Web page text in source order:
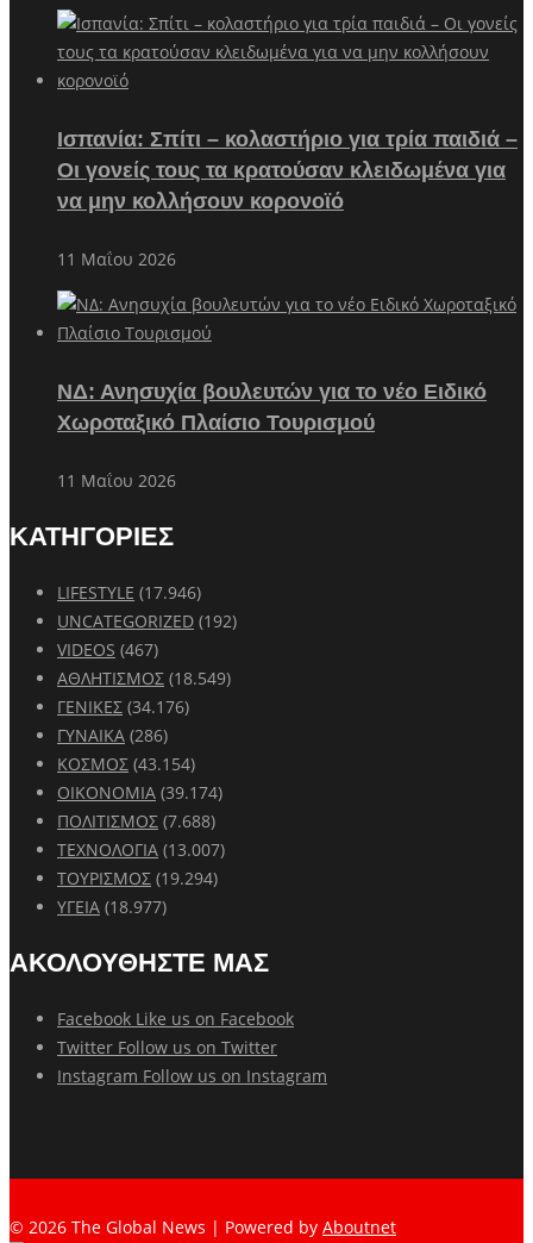
Ισπανία: Σπίτι – κολαστήριο για τρία παιδιά –
Οι γονείς τους τα κρατούσαν κλειδωμένα για
να μην κολλήσουν κορονοϊό
11 Μαΐου 2026
ΝΔ: Ανησυχία βουλευτών για το νέο Ειδικό
Χωροταξικό Πλαίσιο Τουρισμού
11 Μαΐου 2026
ΚΑΤΗΓΟΡΙΕΣ
LIFESTYLE (17.946)
UNCATEGORIZED (192)
VIDEOS (467)
ΑΘΛΗΤΙΣΜΟΣ (18.549)
ΓΕΝΙΚΕΣ (34.176)
ΓΥΝΑΙΚΑ (286)
ΚΟΣΜΟΣ (43.154)
ΟΙΚΟΝΟΜΙΑ (39.174)
ΠΟΛΙΤΙΣΜΟΣ (7.688)
ΤΕΧΝΟΛΟΓΙΑ (13.007)
ΤΟΥΡΙΣΜΟΣ (19.294)
ΥΓΕΙΑ (18.977)
ΑΚΟΛΟΥΘΗΣΤΕ ΜΑΣ
Facebook Like us on Facebook
Twitter Follow us on Twitter
Instagram Follow us on Instagram
© 2026 The Global News | Powered by Aboutnet